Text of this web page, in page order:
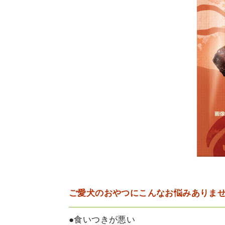
ご愛犬のおやつにこんなお悩みありま
●食いつきが悪い